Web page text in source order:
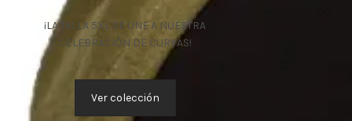
¡LA TALLA 5XL SE UNE A NUESTRA
CELEBRACIÓN DE CURVAS!
Ver colección